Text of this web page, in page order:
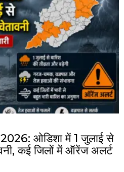
ओडिशा में 1 जुलाई से
कई जिलों में ऑरेंज अलर्ट